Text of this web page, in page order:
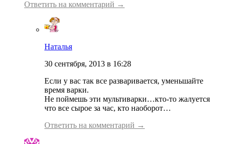
Ответить на комментарий →
Наталья
30 сентября, 2013 в 16:28
Если у вас так все разваривается, уменьшайте
время варки.
Не поймешь эти мультиварки…кто-то жалуется
что все сырое за час, кто наоборот…
Ответить на комментарий →